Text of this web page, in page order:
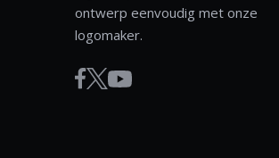
ontwerp eenvoudig met onze
logomaker.